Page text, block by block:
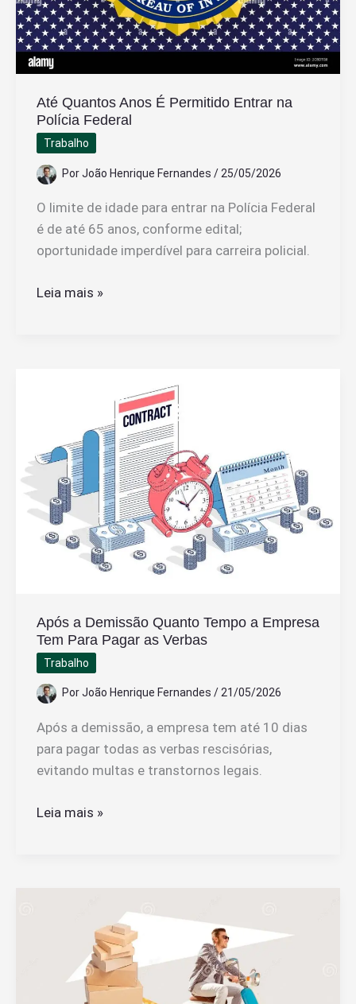
Até Quantos Anos É Permitido Entrar na
Polícia Federal
Trabalho
PorJoão Henrique Fernandes / 25/05/2026
O limite de idade para entrar na Polícia Federal
é de até 65 anos, conforme edital;
oportunidade imperdível para carreira policial.
Até
Polícia
Federal
Leia mais »
Após a Demissão Quanto Tempo a Empresa
Tem Para Pagar as Verbas
Trabalho
PorJoão Henrique Fernandes /21/05/2026
Após a demissão, a empresa tem até 10 dias
para pagar todas as verbas rescisórias,
evitando multas e transtornos legais.
Após
Leia mais »